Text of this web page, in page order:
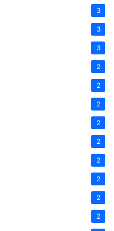
3
3
3
2
2
2
2
2
2
2
2
2